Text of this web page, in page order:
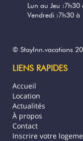
et
blanchisserie
conviviaux
partagées)
À proximité
Lun au Jeu
Vendredi :7h30
© StayInn.vacations
LIENS RAPIDES
Accueil
Location
Actualités
À propos
Contact
Inscrire votre